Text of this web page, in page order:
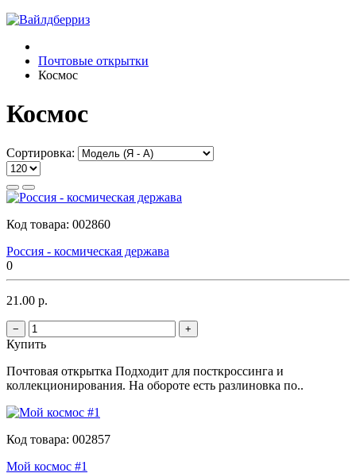
Почтовые открытки
Космос
Космос
Сортировка:
Код товара: 002860
Россия - космическая держава
0
21.00 р.
− +
Купить
Почтовая открытка Подходит для посткроссинга и
коллекционирования. На обороте есть разлиновка по..
Код товара: 002857
Мой космос #1